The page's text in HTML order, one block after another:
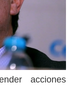
acciones